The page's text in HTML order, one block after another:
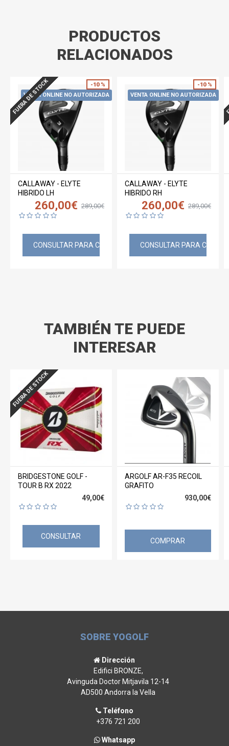
PRODUCTOS
RELACIONADOS
VENTA ONLINE NO AUTORIZADA
-10 %
FUERA DE STOCK
CALLAWAY - ELYTE
HIBRIDO LH
260,00€ 289,00€
CONSULTAR PARA COMPRAR
VENTA ONLINE NO AUTORIZADA
-10 %
CALLAWAY - ELYTE
HIBRIDO RH
260,00€ 289,00€
CONSULTAR PARA
TAMBIÉN TE PUEDE
INTERESAR
FUERA DE STOCK
BRIDGESTONE GOLF -
TOUR B RX 2022
49,00€
CONSULTAR
ARGOLF AR-F35 RECOIL
GRAFITO
930,00€
COMPRAR
SOBRE YOGOLF
Dirección
Edifici BRONZE,
Avinguda Doctor Mitjavila 12-14
AD500 Andorra la Vella
Teléfono
+376 721 200
Whatsapp